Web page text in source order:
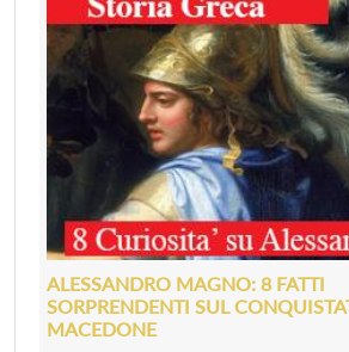
ALESSANDRO MAGNO: 8 FATTI
SORPRENDENTI SUL
MACEDONE